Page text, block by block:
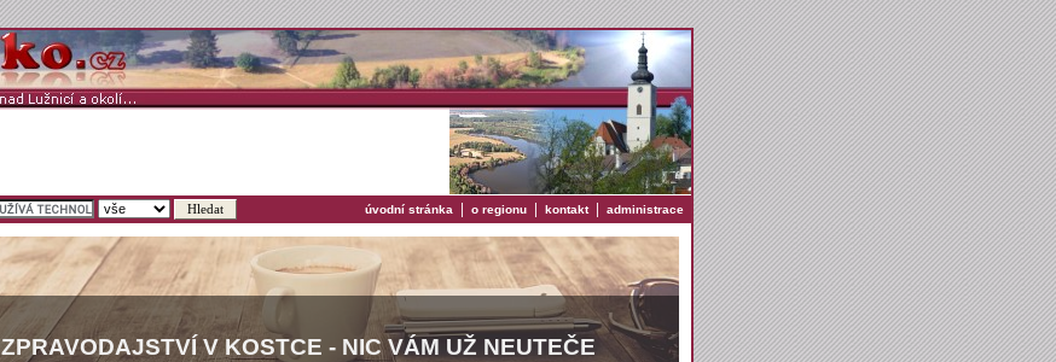
úvodní stránka | o regionu | kontakt| administrace
ZPRAVODAJSTVÍ V KOSTCE - NIC VÁM UŽ NEUTEČE